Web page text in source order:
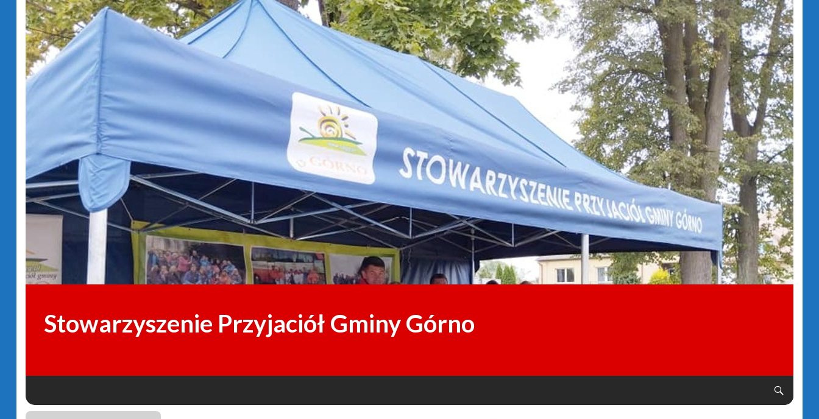
Stowarzyszenie Przyjaciół Gminy Górno